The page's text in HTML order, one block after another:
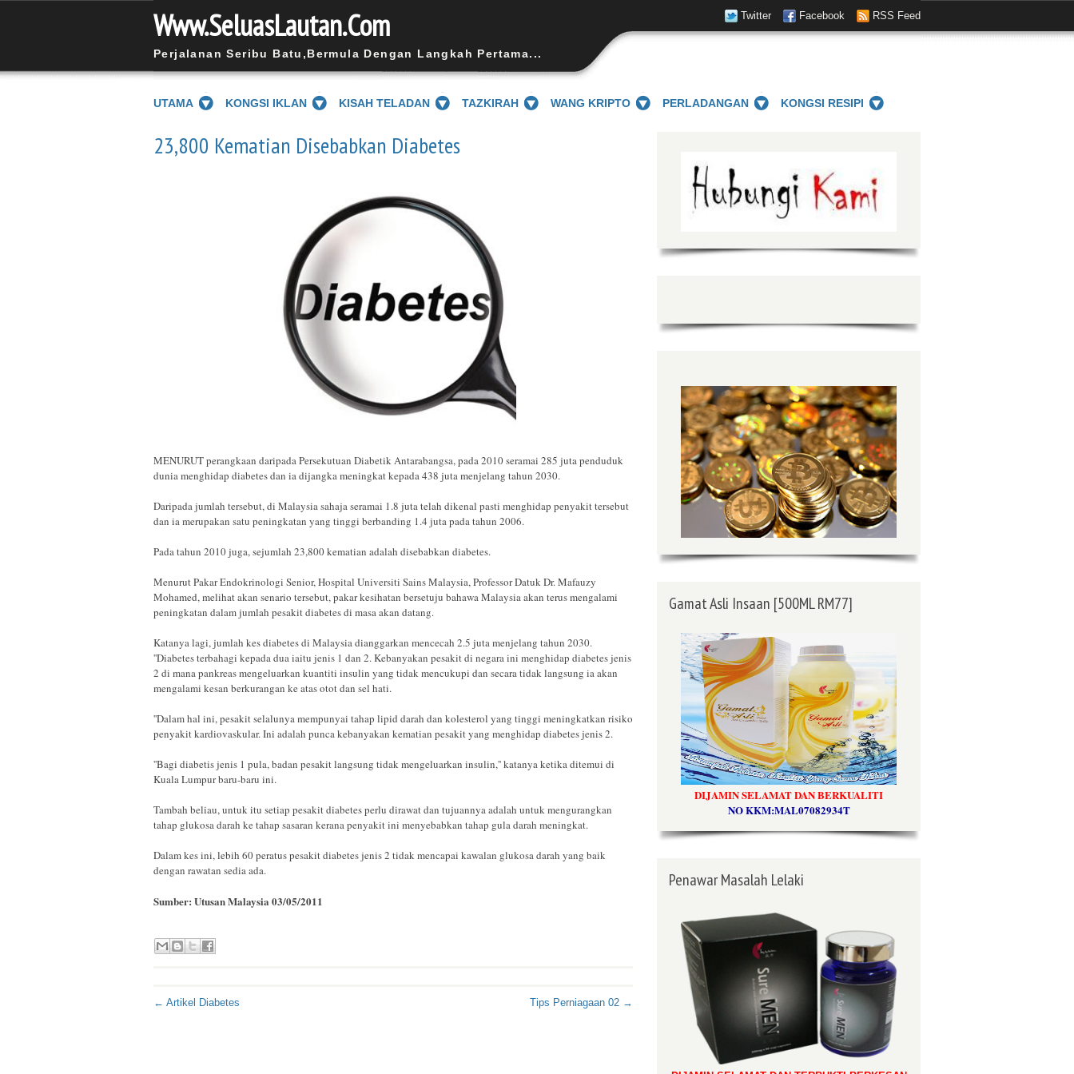
Www.SeluasLautan.Com
Perjalanan Seribu Batu,Bermula Dengan Langkah Pertama...
Twitter Facebook RSS Feed
UTAMA KONGSI IKLAN KISAH TELADAN TAZKIRAH WANG KRIPTO PERLADANGAN KONGSI RESIPI
23,800 Kematian Disebabkan Diabetes
MENURUT perangkaan daripada Persekutuan Diabetik Antarabangsa, pada 2010 seramai 285 juta penduduk
dunia menghidap diabetes dan ia dijangka meningkat kepada 438 juta menjelang tahun 2030.
Daripada jumlah tersebut, di Malaysia sahaja seramai 1.8 juta telah dikenal pasti menghidap penyakit tersebut
dan ia merupakan satu peningkatan yang tinggi berbanding 1.4 juta pada tahun 2006.
Pada tahun 2010 juga, sejumlah 23,800 kematian adalah disebabkan diabetes.
Menurut Pakar Endokrinologi Senior, Hospital Universiti Sains Malaysia, Professor Datuk Dr. Mafauzy
Mohamed, melihat akan senario tersebut, pakar kesihatan bersetuju bahawa Malaysia akan terus mengalami
peningkatan dalam jumlah pesakit diabetes di masa akan datang.
Katanya lagi, jumlah kes diabetes di Malaysia dianggarkan mencecah 2.5 juta menjelang tahun 2030.
''Diabetes terbahagi kepada dua iaitu jenis 1 dan 2. Kebanyakan pesakit di negara ini menghidap diabetes jenis
2 di mana pankreas mengeluarkan kuantiti insulin yang tidak mencukupi dan secara tidak langsung ia akan
mengalami kesan berkurangan ke atas otot dan sel hati.
''Dalam hal ini, pesakit selalunya mempunyai tahap lipid darah dan kolesterol yang tinggi meningkatkan risiko
penyakit kardiovaskular. Ini adalah punca kebanyakan kematian pesakit yang menghidap diabetes jenis 2.
''Bagi diabetis jenis 1 pula, badan pesakit langsung tidak mengeluarkan insulin,'' katanya ketika ditemui di
Kuala Lumpur baru-baru ini.
Tambah beliau, untuk itu setiap pesakit diabetes perlu dirawat dan tujuannya adalah untuk mengurangkan
tahap glukosa darah ke tahap sasaran kerana penyakit ini menyebabkan tahap gula darah meningkat.
Dalam kes ini, lebih 60 peratus pesakit diabetes jenis 2 tidak mencapai kawalan glukosa darah yang baik
dengan rawatan sedia ada.
Sumber: Utusan Malaysia 03/05/2011
← Artikel Diabetes Tips Perniagaan 02 →
Gamat Asli Insaan [500ML RM77]
DIJAMIN SELAMAT DAN BERKUALITI
NO KKM:MAL07082934T
Penawar Masalah Lelaki